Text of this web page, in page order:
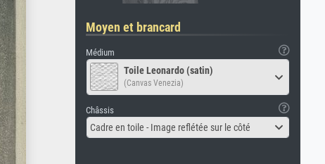
Moyen et brancard
Médium
Toile Leonardo (satin)
(Canvas Venezia)
Châssis
Cadre en toile - Image reflétée sur le côté